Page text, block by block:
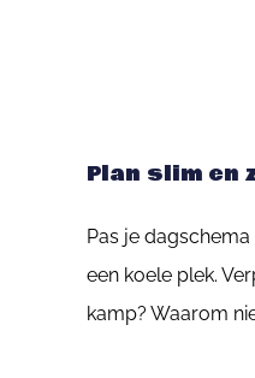
Plan slim en
Pas je
een koele plek.
kamp? Waarom